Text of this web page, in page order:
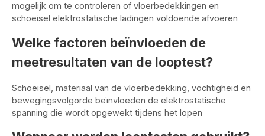
mogelijk om te controleren of vloerbedekkingen en
schoeisel elektrostatische ladingen voldoende afvoeren
Welke factoren beïnvloeden de
meetresultaten van de looptest?
Schoeisel, materiaal van de vloerbedekking, vochtigheid en
bewegingsvolgorde beïnvloeden de elektrostatische
spanning die wordt opgewekt tijdens het lopen